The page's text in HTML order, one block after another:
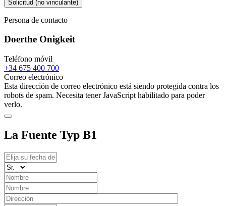
Solicitud (no vinculante)
Persona de contacto
Doerthe Onigkeit
Teléfono móvil
+34 675 400 700
Correo electrónico
Esta dirección de correo electrónico está siendo protegida contra los
robots de spam. Necesita tener JavaScript habilitado para poder
verlo.
La Fuente Typ B1